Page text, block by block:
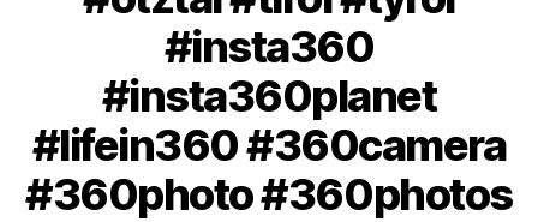
#insta360
#insta360planet
#lifein360 #360camera
#360photo #360photos